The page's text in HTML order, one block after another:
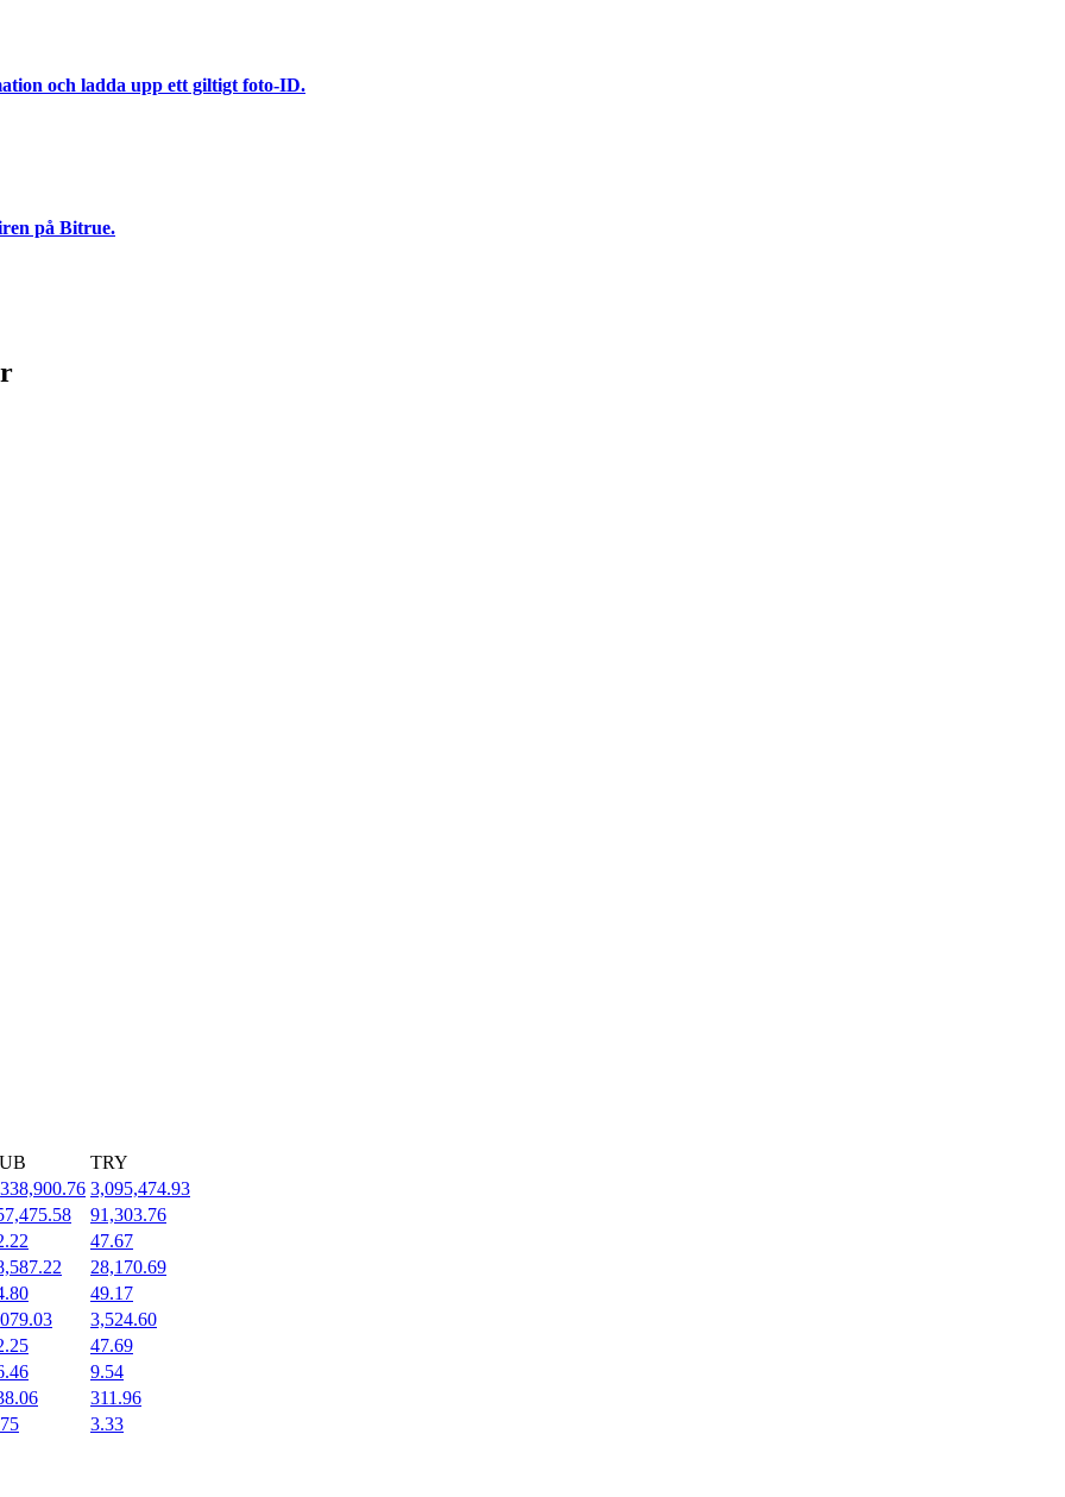
och ladda upp ett giltigt foto-ID.
på Bitrue.
TRY
3,095,474.93
91,303.76
47.67
28,170.69
49.17
3,524.60
47.69
9.54
311.96
3.33